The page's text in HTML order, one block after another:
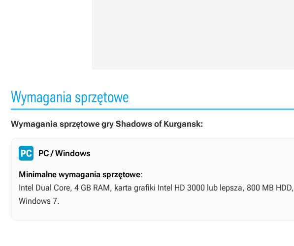
Wymagania sprzętowe
Wymagania sprzętowe gry Shadows of Kurgansk:
PC / Windows
Minimalne wymagania sprzętowe:
Intel Dual Core, 4 GB RAM, karta grafiki Intel HD 3000 lub lepsza, 800 MB HDD,
Windows 7.